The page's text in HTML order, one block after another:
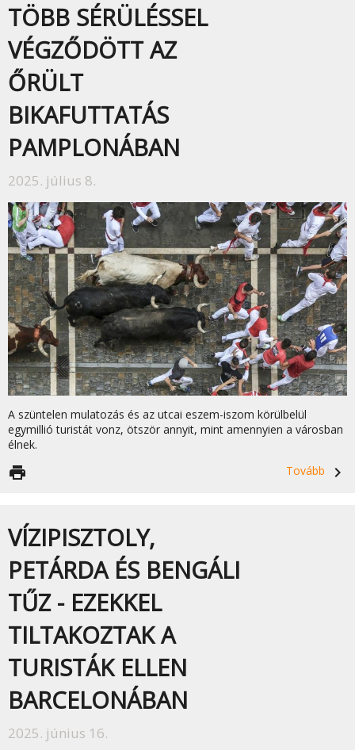
TÖBB SÉRÜLÉSSEL
VÉGZŐDÖTT AZ
ŐRÜLT
BIKAFUTTATÁS
PAMPLONÁBAN
2025. július 8.
A szüntelen mulatozás és az utcai eszem-iszom körülbelül
egymillió turistát vonz, ötször annyit, mint amennyien a városban
élnek.
Tovább
navigate_next
print
VÍZIPISZTOLY,
PETÁRDA ÉS BENGÁLI
TŰZ - EZEKKEL
TILTAKOZTAK A
TURISTÁK ELLEN
BARCELONÁBAN
2025. június 16.